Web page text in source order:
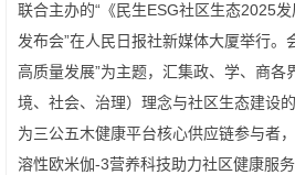
联合主办的“《民生ESG社区生态2025
发布会”在人民日报社新媒体大厦举行。
高质量发展”为主题，汇集政、学、商各
境、社会、治理）理念与社区生态建设
为三公五木健康平台核心供应链参与者
溶性欧米伽-3营养科技助力社区健康服